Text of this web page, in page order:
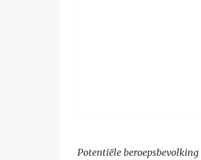
Potentiële beroepsbevolking